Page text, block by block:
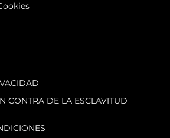
CONTRA DE LA ESCLAVITUD